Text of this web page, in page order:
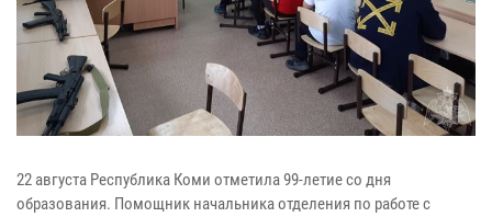
22 августа Республика Коми отметила 99-летие со дня
образования. Помощник начальника отделения по работе с